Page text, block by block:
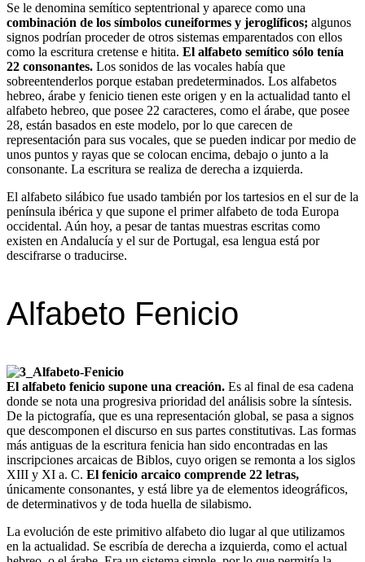
Se le denomina semítico septentrional y aparece como una
combinación de los símbolos cuneiformes y jeroglíficos; algunos
signos podrían proceder de otros sistemas emparentados con ellos
como la escritura cretense e hitita. El alfabeto semítico sólo tenía
22 consonantes. Los sonidos de las vocales había que
sobreentenderlos porque estaban predeterminados. Los alfabetos
hebreo, árabe y fenicio tienen este origen y en la actualidad tanto el
alfabeto hebreo, que posee 22 caracteres, como el árabe, que posee
28, están basados en este modelo, por lo que carecen de
representación para sus vocales, que se pueden indicar por medio de
unos puntos y rayas que se colocan encima, debajo o junto a la
consonante. La escritura se realiza de derecha a izquierda.
El alfabeto silábico fue usado también por los tartesios en el sur de la
península ibérica y que supone el primer alfabeto de toda Europa
occidental. Aún hoy, a pesar de tantas muestras escritas como
existen en Andalucía y el sur de Portugal, esa lengua está por
descifrarse o traducirse.
Alfabeto Fenicio
El alfabeto fenicio supone una creación. Es al final de esa cadena
donde se nota una progresiva prioridad del análisis sobre la síntesis.
De la pictografía, que es una representación global, se pasa a signos
que descomponen el discurso en sus partes constitutivas. Las formas
más antiguas de la escritura fenicia han sido encontradas en las
inscripciones arcaicas de Biblos, cuyo origen se remonta a los siglos
XIII y XI a. C. El fenicio arcaico comprende 22 letras,
únicamente consonantes, y está libre ya de elementos ideográficos,
de determinativos y de toda huella de silabismo.
La evolución de este primitivo alfabeto dio lugar al que utilizamos
en la actualidad. Se escribía de derecha a izquierda, como el actual